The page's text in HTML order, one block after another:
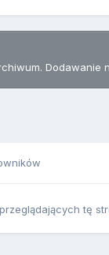
Dodawanie
tę